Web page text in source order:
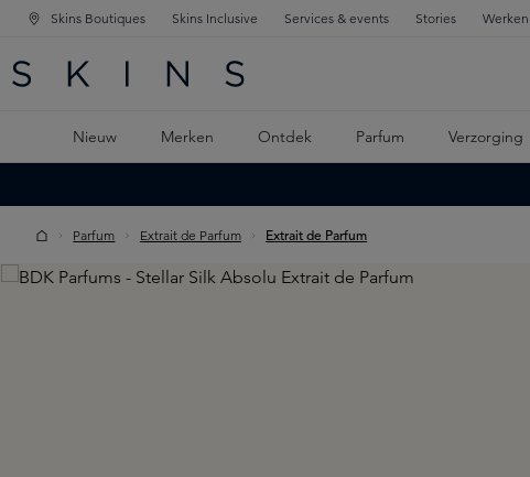
NAVIGATIE
DE HOOFDINHOUD
Skins Boutiques Skins Inclusive Services & events Stories
Nieuw Merken Ontdek Parfum Verzorging
Parfum Extrait de Parfum Extrait de Parfum
Skip image gallery